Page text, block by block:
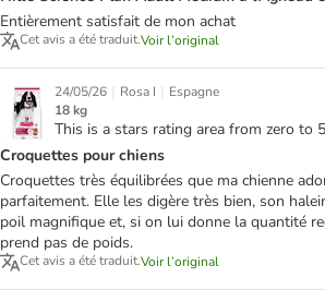
Entièrement satisfait de mon achat
Cet avis a été traduit.Voir l’original
24/05/26 | Rosa I | Espagne
18 kg
This is a stars rating area from zero to
Croquettes pour chiens
Croquettes très équilibrées que ma chienne
parfaitement. Elle les digère très bien, son
poil magnifique et, si on lui donne la quantité
prend pas de poids.
Cet avis a été traduit.Voir l’original